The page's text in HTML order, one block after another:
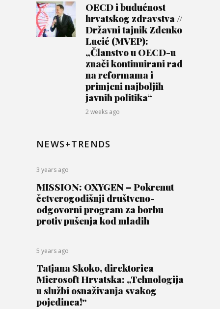
OECD i budućnost
hrvatskog zdravstva //
Državni tajnik Zdenko
Lucić (MVEP):
„Članstvo u OECD-u
znači kontinuirani rad
na reformama i
primjeni najboljih
javnih politika“
2 weeks ago
NEWS+TRENDS
3 years ago
MISSION: OXYGEN – Pokrenut
četverogodišnji društveno-
odgovorni program za borbu
protiv pušenja kod mladih
5 years ago
Tatjana Skoko, direktorica
Microsoft Hrvatska: „Tehnologija
u službi osnaživanja svakog
pojedinca!“